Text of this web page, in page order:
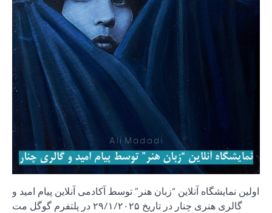
اولین نمایشگاه آنلاین “زبان هنر” توسط آکادمی آنلاین پیام امید و
گالری هنری چنار در تاریخ ۲۹/۱/۲۰۲۵ در پلتفرم گوگل مت